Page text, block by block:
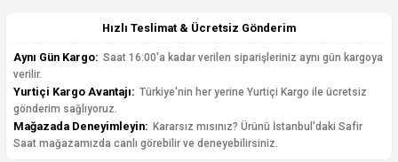
Hızlı Teslimat & Ücretsiz Gönderim
Aynı Gün Kargo: Saat 16:00'a kadar verilen siparişleriniz aynı gün kargoya
verilir.
Yurtiçi Kargo Avantajı: Türkiye'nin her yerine Yurtiçi Kargo ile ücretsiz
gönderim sağlıyoruz.
Mağazada Deneyimleyin: Kararsız mısınız? Ürünü İstanbul'daki Safir
Saat mağazamızda canlı görebilir ve deneyebilirsiniz.